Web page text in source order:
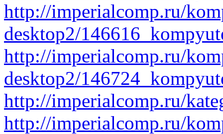
http://imperialcomp.ru/
desktop2/
http://imperialcomp.ru/
desktop2/
http://imperialcomp.ru/
http://imperialcomp.ru/